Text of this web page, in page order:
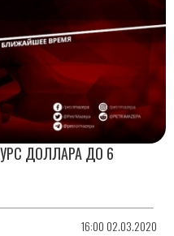
ДОЛЛАРА ДО 6
16:00 02.03.2020